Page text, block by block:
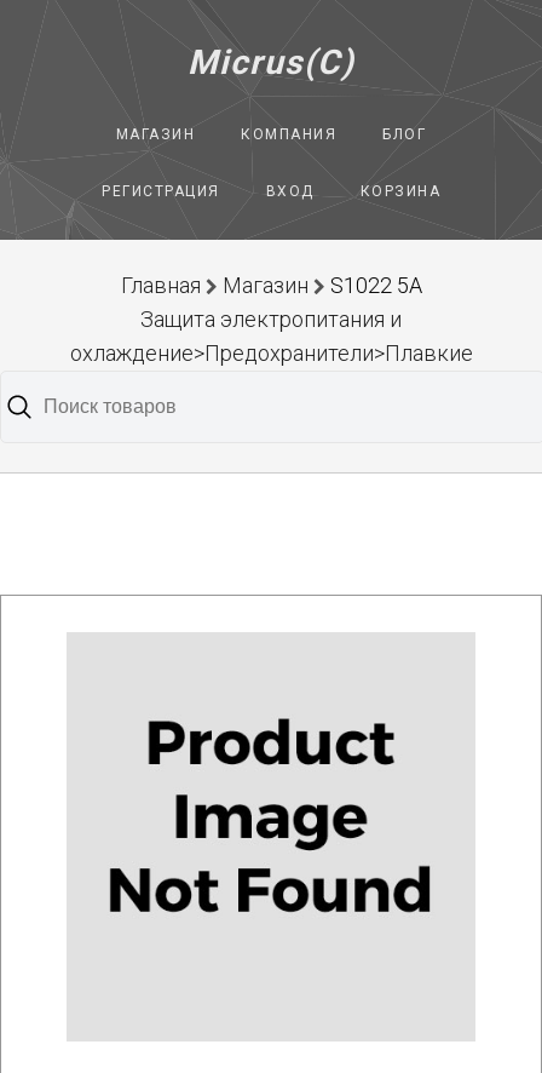
Micrus(C)
МАГАЗИН КОМПАНИЯ БЛОГ
РЕГИСТРАЦИЯ ВХОД КОРЗИНА
Главная Магазин
S1022 5A
Защита электропитания и
охлаждение>Предохранители>Плавкие